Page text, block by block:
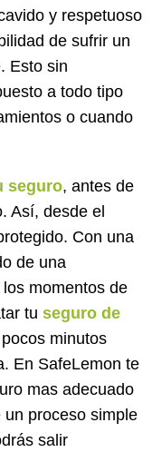
y respetuoso
de sufrir un
Esto sin
a todo tipo
o cuando
seguro, antes de
Así, desde el
Con una
de una
momentos de
tu seguro de
minutos
En SafeLemon te
mas adecuado
proceso simple
salir